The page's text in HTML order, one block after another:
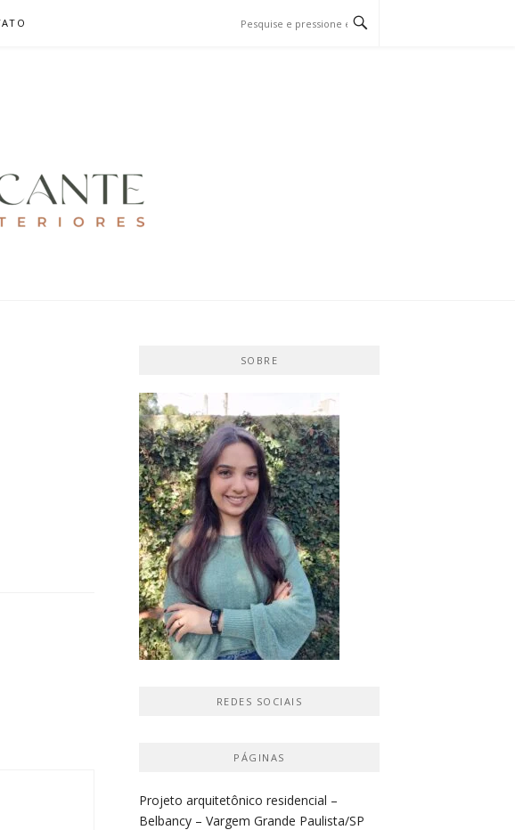
SOBRE
REDES SOCIAIS
PÁGINAS
Projeto arquitetônico residencial –
Belbancy – Vargem Grande Paulista/SP